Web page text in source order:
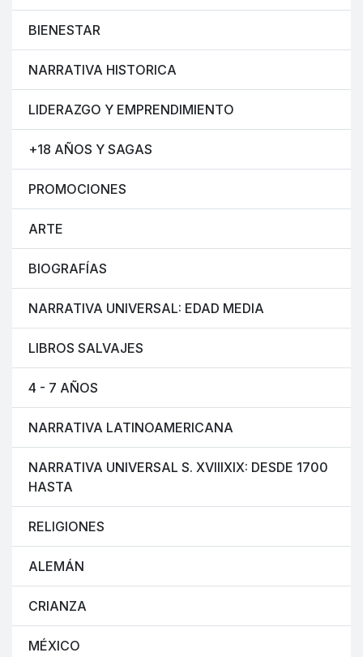
BIENESTAR
NARRATIVA HISTORICA
LIDERAZGO Y EMPRENDIMIENTO
+18 AÑOS Y SAGAS
PROMOCIONES
ARTE
BIOGRAFÍAS
NARRATIVA UNIVERSAL: EDAD MEDIA
LIBROS SALVAJES
4 - 7 AÑOS
NARRATIVA LATINOAMERICANA
NARRATIVA UNIVERSAL S. XVIIIXIX: DESDE 1700
HASTA
RELIGIONES
ALEMÁN
CRIANZA
MÉXICO